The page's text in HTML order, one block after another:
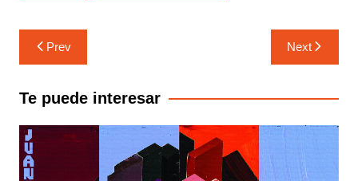
Navegación
de
entradas
Prev Next
Te puede interesar